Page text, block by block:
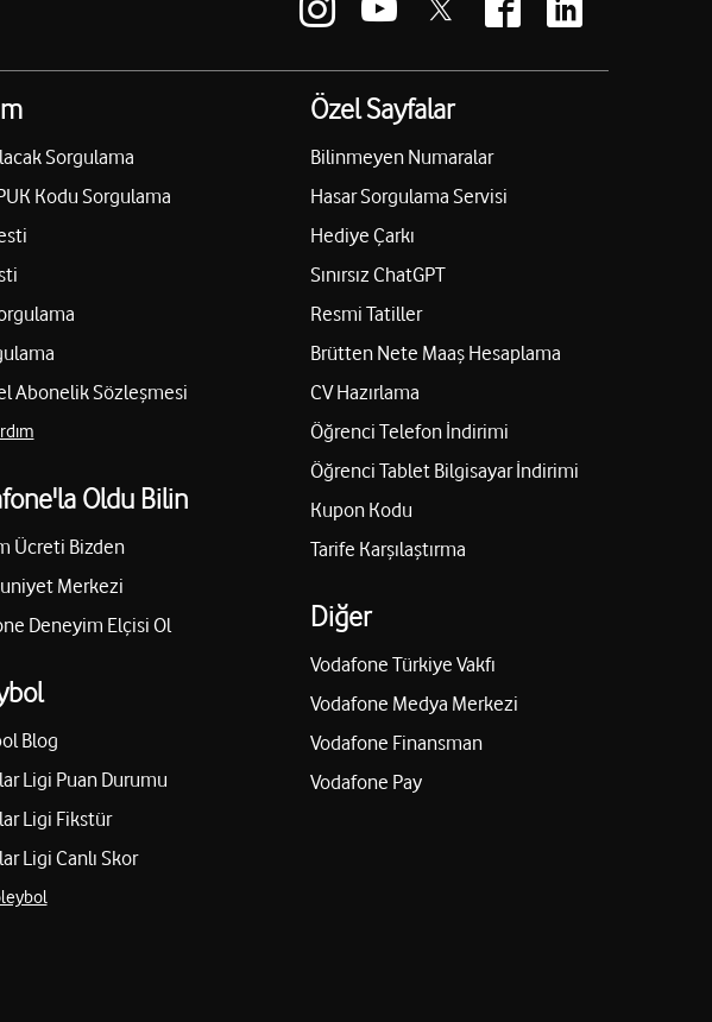
Sorgulama
Kodu Sorgulama
Abonelik Sözleşmesi
Oldu Bilin
Ücreti Bizden
Merkezi
Deneyim Elçisi Ol
Blog
Ligi Puan Durumu
Ligi Fikstür
Ligi Canlı Skor
Özel Sayfalar
Bilinmeyen Numaralar
Hasar Sorgulama Servisi
Hediye Çarkı
Sınırsız ChatGPT
Resmi Tatiller
Brütten Nete Maaş Hesaplama
CV Hazırlama
Öğrenci Telefon İndirimi
Öğrenci Tablet Bilgisayar İndirimi
Kupon Kodu
Tarife Karşılaştırma
Diğer
Vodafone Türkiye Vakfı
Vodafone Medya Merkezi
Vodafone Finansman
Vodafone Pay